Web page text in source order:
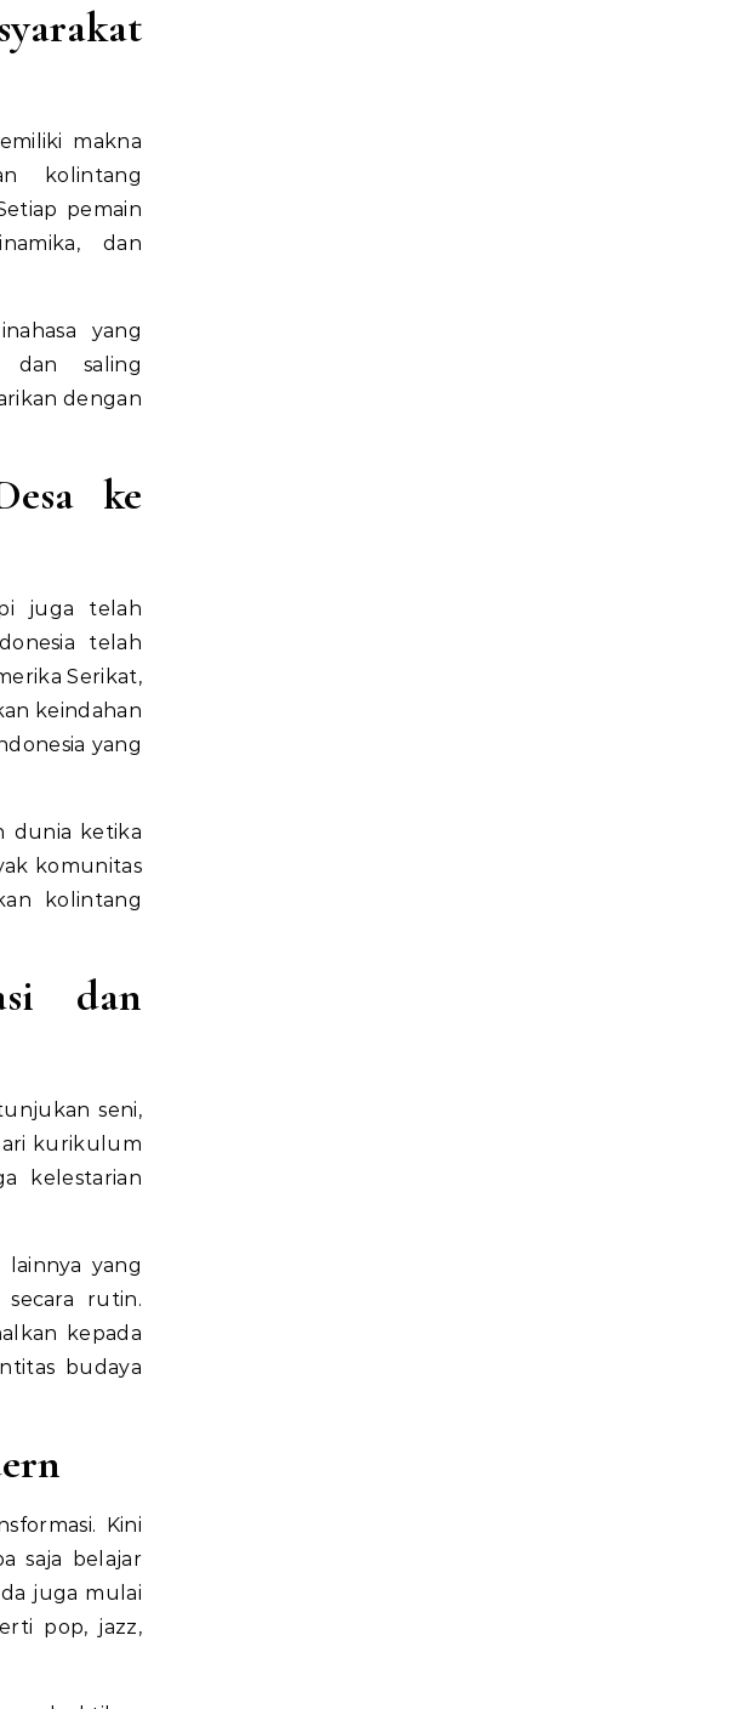
makna
kolintang
pemain
dan
yang
dan saling
dengan
ke
juga telah
telah
Serikat,
keindahan
yang
dunia ketika
komunitas
kolintang
dan
seni,
kurikulum
kelestarian
lainnya yang
rutin.
kepada
budaya
Kini
saja belajar
juga mulai
pop, jazz,